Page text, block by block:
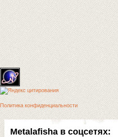
Metalafisha в соцсетях:
Политика конфиденциальности